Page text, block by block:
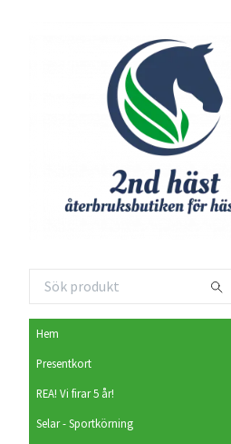
Hem
Presentkort
REA! Vi firar 5 år!
Selar - Sportkörning